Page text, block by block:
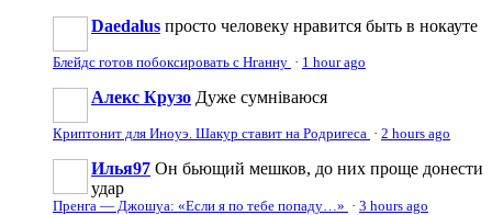
Daedalus просто человеку нравится быть в нокауте
Блейдс готов побоксировать с Нганну · 1 hour ago
Алекс Крузо Дуже сумніваюся
Криптонит для Иноуэ. Шакур ставит на Родригеса · 2 hours ago
Илья97 Он бьющий мешков, до них проще донести
удар
Пренга — Джошуа: «Если я по тебе попаду…» · 3 hours ago